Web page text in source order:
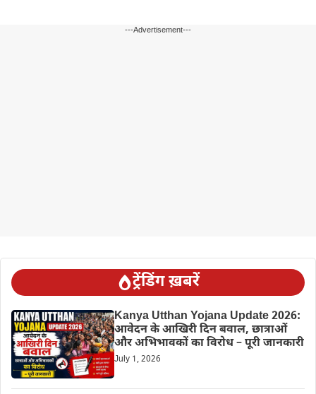
---Advertisement---
ट्रेंडिंग ख़बरें
Kanya Utthan Yojana Update 2026:
आवेदन के आखिरी दिन बवाल, छात्राओं
और अभिभावकों का विरोध – पूरी जानकारी
July 1, 2026